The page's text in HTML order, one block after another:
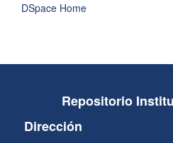
DSpace Home
Repositorio
Dirección